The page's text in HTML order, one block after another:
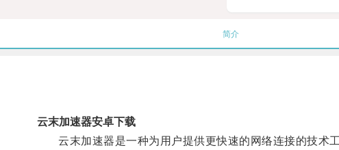
简介
云末加速器安卓下载
云末加速器是一种为用户提供更快速的网络连接的技术工